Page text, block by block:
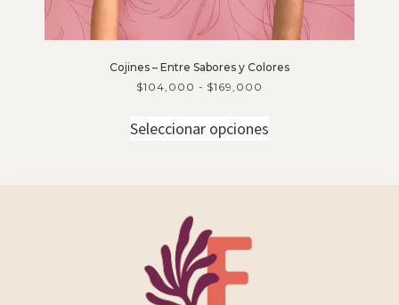
Cojines – Entre Sabores y Colores
$104,000 - $169,000
Seleccionar opciones